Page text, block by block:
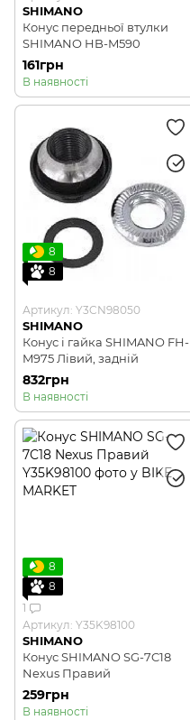
SHIMANO
Конус передньої втулки
SHIMANO HB-M590
161грн
В наявності
8
8
Артикул: Y3CN98050
SHIMANO
Конус і гайка SHIMANO FH-
M975 Лівий, задній
832грн
В наявності
8
8
1
Артикул: Y35K98100
SHIMANO
Конус SHIMANO SG-7C18
Nexus Правий
259грн
В наявності